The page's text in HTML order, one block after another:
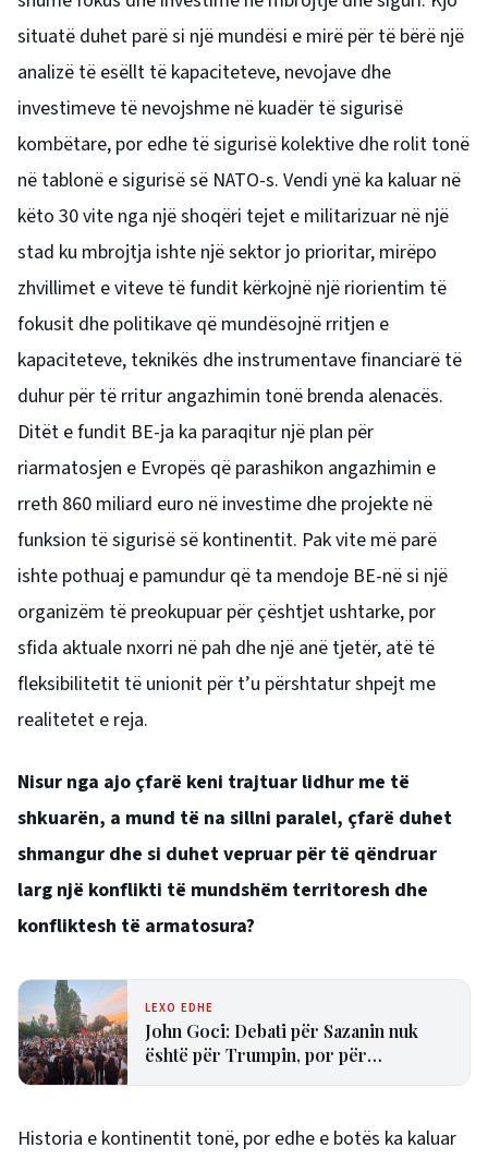
situatë duhet parë si një mundësi e mirë për të bërë një
analizë të esëllt të kapaciteteve, nevojave dhe
investimeve të nevojshme në kuadër të sigurisë
kombëtare, por edhe të sigurisë kolektive dhe rolit tonë
në tablonë e sigurisë së NATO-s. Vendi ynë ka kaluar në
këto 30 vite nga një shoqëri tejet e militarizuar në një
stad ku mbrojtja ishte një sektor jo prioritar, mirëpo
zhvillimet e viteve të fundit kërkojnë një riorientim të
fokusit dhe politikave që mundësojnë rritjen e
kapaciteteve, teknikës dhe instrumentave financiarë të
duhur për të rritur angazhimin tonë brenda alenacës.
Ditët e fundit BE-ja ka paraqitur një plan për
riarmatosjen e Evropës që parashikon angazhimin e
rreth 860 miliard euro në investime dhe projekte në
funksion të sigurisë së kontinentit. Pak vite më parë
ishte pothuaj e pamundur që ta mendoje BE-në si një
organizëm të preokupuar për çështjet ushtarke, por
sfida aktuale nxorri në pah dhe një anë tjetër, atë të
fleksibilitetit të unionit për t’u përshtatur shpejt me
realitetet e reja.
Nisur nga ajo çfarë keni trajtuar lidhur me të
shkuarën, a mund të na sillni paralel, çfarë duhet
shmangur dhe si duhet vepruar për të qëndruar
larg një konflikti të mundshëm territoresh dhe
konfliktesh të armatosura?
LEXO EDHE
John Goci: Debati për Sazanin nuk
është për Trumpin, por për
Historia e kontinentit tonë, por edhe e botës ka kaluar